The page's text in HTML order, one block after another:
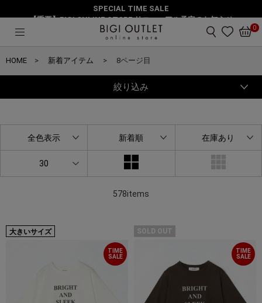
SPECIAL TIME SALE
【重要】BIGI ONLINE STORE リニューアル予定のお知らせ
0
HOME 新着アイテム 8ページ目
絞り込み
578items
全色表示 新着順 在庫あり
30
大きいサイズ
TIME
SALE
SOLD OUT
TIME
SALE